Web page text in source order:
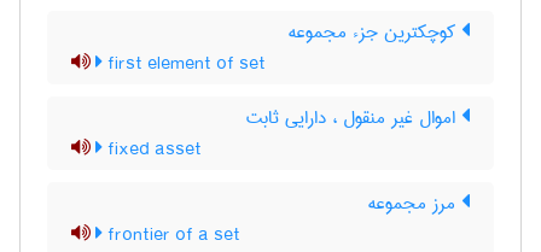
کوچکترین جزء مجموعه
first element of set
اموال غیر منقول ، دارایی ثابت
fixed asset
مرز مجموعه
frontier of a set